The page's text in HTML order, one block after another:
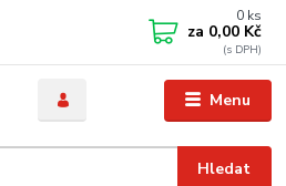
Menu
Hledat
0 ks
za 0,00 Kč